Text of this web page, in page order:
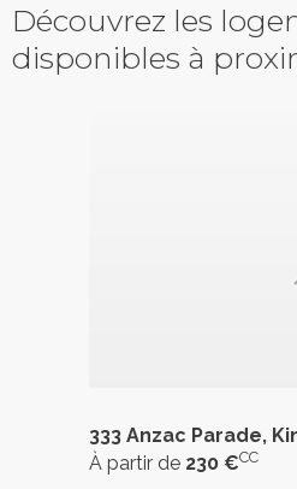
Découvrez les
disponibles à
333 Anzac Parade,
À partir de 230 €CC